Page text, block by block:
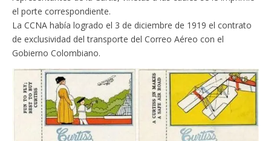
el porte correspondiente.
La CCNA había logrado el 3 de diciembre de 1919 el contrato
de exclusividad del transporte del Correo Aéreo con el
Gobierno Colombiano.